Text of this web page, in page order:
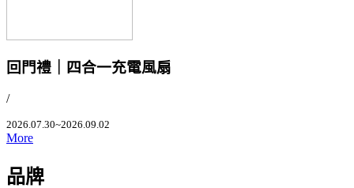
回門禮｜四合一充電風扇
/
2026.07.30~2026.09.02
More
品牌